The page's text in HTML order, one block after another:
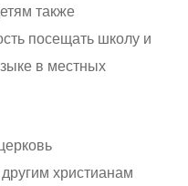
также
посещать школу и
в местных
христианам